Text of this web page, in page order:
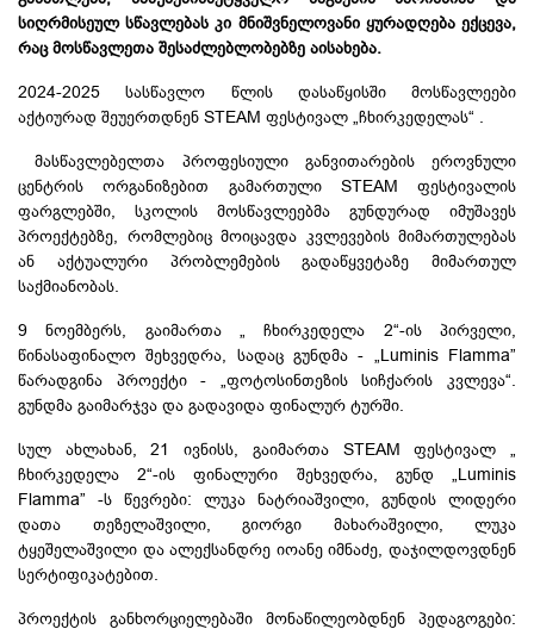
სიღრმისეულ სწავლებას კი მნიშვნელოვანი ყურადღება ექცევა,
რაც მოსწავლეთა შესაძლებლობებზე აისახება.
2024-2025 სასწავლო წლის დასაწყისში მოსწავლეები
აქტიურად შეუერთდნენ STEAM ფესტივალ „ჩხირკედელას“ .
მასწავლებელთა პროფესიული განვითარების ეროვნული
ცენტრის ორგანიზებით გამართული STEAM ფესტივალის
ფარგლებში, სკოლის მოსწავლეებმა გუნდურად იმუშავეს
პროექტებზე, რომლებიც მოიცავდა კვლევების მიმართულებას
ან აქტუალური პრობლემების გადაწყვეტაზე მიმართულ
საქმიანობას.
9 ნოემბერს, გაიმართა „ ჩხირკედელა 2“-ის პირველი,
წინასაფინალო შეხვედრა, სადაც გუნდმა - „Luminis Flamma”
წარადგინა პროექტი - „ ფოტოსინთეზისსიჩქარის კვლევა“.
გუნდმა გაიმარჯვა და გადავიდა ფინალურ ტურში.
სულ ახლახან, 21 ივნისს, გაიმართა STEAM ფესტივალ „
ჩხირკედელა 2“-ის ფინალური შეხვედრა, გუნდ „Luminis
Flamma” -ს წევრები: ლუკა ნატრიაშვილი, გუნდის ლიდერი
დათა თეზელაშვილი, გიორგი მახარაშვილი, ლუკა
ტყეშელაშვილი და ალექსანდრე იოანე იმნაძე, დაჯილდოვდნენ
სერტიფიკატებით
პროექტის განხორციელებაში მონაწილეობდნენ პედაგოგები: